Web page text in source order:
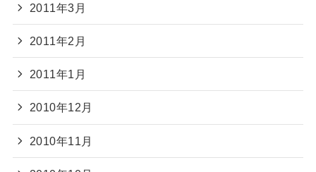
2011年3月
2011年2月
2011年1月
2010年12月
2010年11月